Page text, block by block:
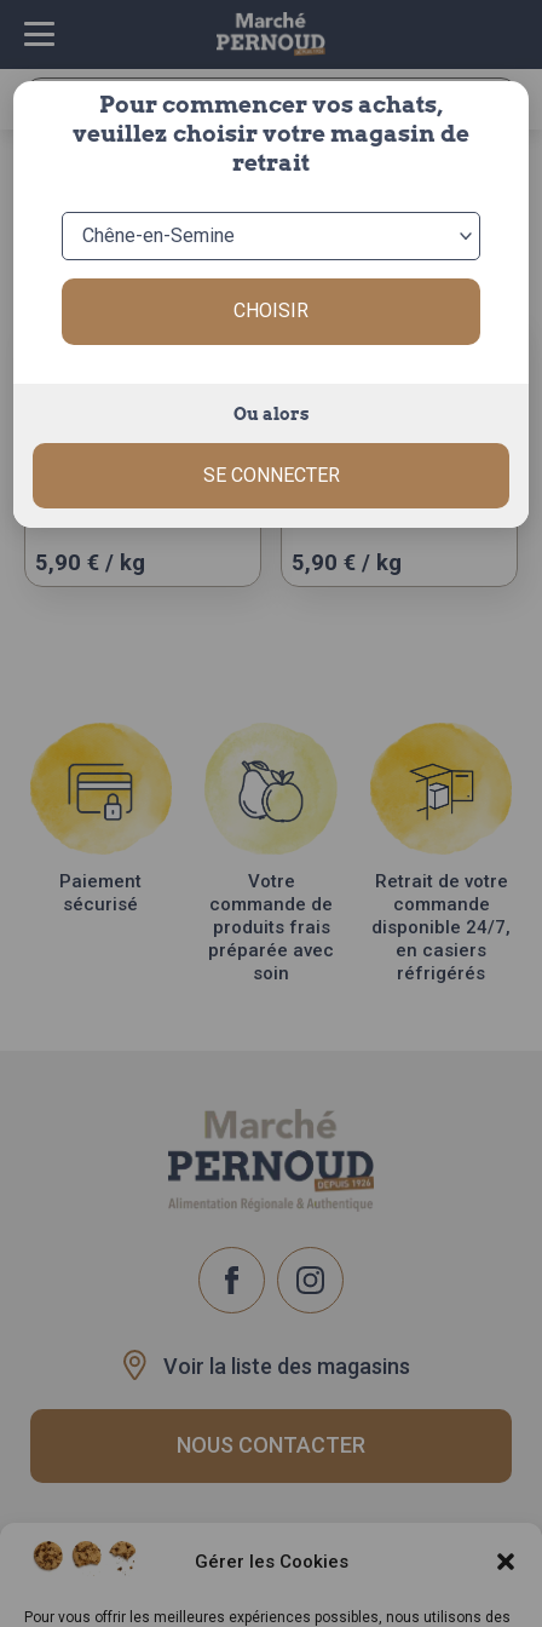
Gérer les Cookies
Pour vous offrir les meilleures expériences possibles, nous utilisons des
Recherche
Pour commencer vos achats,
veuillez choisir votre magasin de
retrait
CHOISIR
Ou alors
SE CONNECTER
fruits & légumes > fruits
Trier par :
5,90 € / kg
La pêche de ~130g.
5,90 € / kg
Paiement
sécurisé
Votre
commande de
produits frais
préparée avec
soin
Retrait de votre
commande
disponible 24/7,
en casiers
réfrigérés
Voir la liste des magasins
NOUS CONTACTER
Recrutement
Rappels produits
Inscrivez-vous à notre